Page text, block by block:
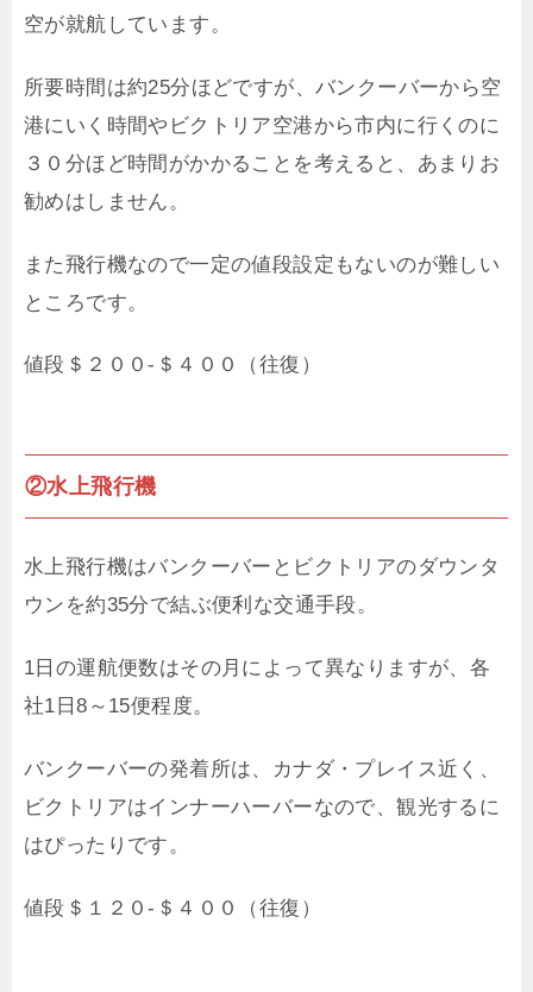
空が就航しています。
所要時間は約25分ほどですが、バンクーバーから空
港にいく時間やビクトリア空港から市内に行くのに
３０分ほど時間がかかることを考えると、あまりお
勧めはしません。
また飛行機なので一定の値段設定もないのが難しい
ところです。
値段＄２００-＄４００（往復）
②水上飛行機
水上飛行機はバンクーバーとビクトリアのダウンタ
ウンを約35分で結ぶ便利な交通手段。
1日の運航便数はその月によって異なりますが、各
社1日8～15便程度。
バンクーバーの発着所は、カナダ・プレイス近く、
ビクトリアはインナーハーバーなので、観光するに
はぴったりです。
値段＄１２０-＄４００（往復）